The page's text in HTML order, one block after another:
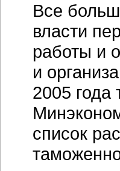
Все
власти
работы и
и
2005
список